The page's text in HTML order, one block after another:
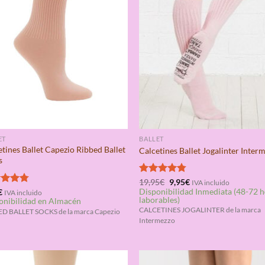
Ballet Capezio Ribbed Ballet
4.75
IVA incluido
en Almacén
BALLET SOCKS de la marca Capezio
BALLET
Calcetines Ballet Jogalinter
Valorado
con4.75
de 5
19,95€ El
precio
original
era:
19,95€.
9,95€El
precio
actual
es:
9,95€.
IVA incluido
Disponibilidad Inmediata (48-72
laborables)
CALCETINES JOGALINTER de la marca
Intermezzo